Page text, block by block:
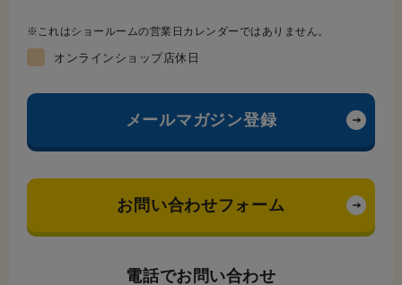
これはショールームの営業日カレンダーではありません。
オンラインショップ店休日
メールマガジン登録
お問い合わせフォーム
電話でお問い合わせ